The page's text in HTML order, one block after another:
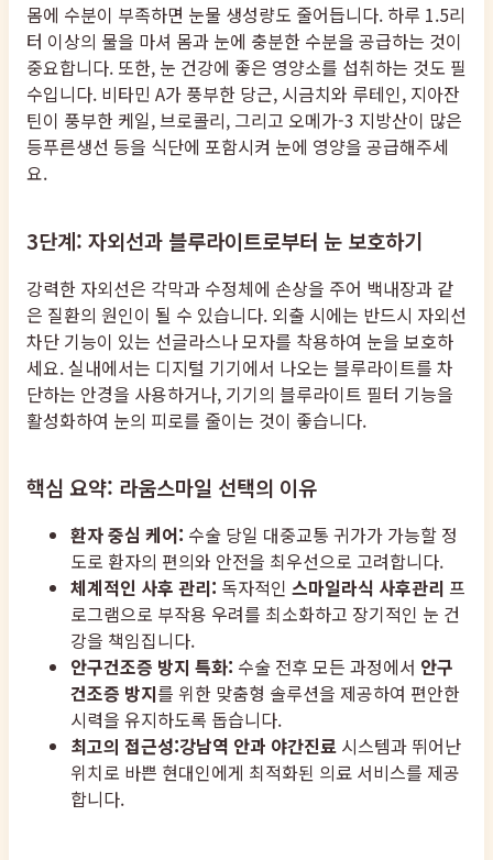
몸에 수분이 부족하면 눈물 생성량도 줄어듭니다. 하루 1.5리
터 이상의 물을 마셔 몸과 눈에 충분한 수분을 공급하는 것이
중요합니다. 또한, 눈 건강에 좋은 영양소를 섭취하는 것도 필
수입니다. 비타민 A가 풍부한 당근, 시금치와 루테인, 지아잔
틴이 풍부한 케일, 브로콜리, 그리고 오메가-3 지방산이 많은
등푸른생선 등을 식단에 포함시켜 눈에 영양을 공급해주세
요.
3단계: 자외선과 블루라이트로부터 눈 보호하기
강력한 자외선은 각막과 수정체에 손상을 주어 백내장과 같
은 질환의 원인이 될 수 있습니다. 외출 시에는 반드시 자외선
차단 기능이 있는 선글라스나 모자를 착용하여 눈을 보호하
세요. 실내에서는 디지털 기기에서 나오는 블루라이트를 차
단하는 안경을 사용하거나, 기기의 블루라이트 필터 기능을
활성화하여 눈의 피로를 줄이는 것이 좋습니다.
핵심 요약: 라움스마일 선택의 이유
환자 중심 케어: 수술 당일 대중교통 귀가가 가능할 정
도로 환자의 편의와 안전을 최우선으로 고려합니다.
체계적인 사후 관리: 독자적인 스마일라식 사후관리 프
로그램으로 부작용 우려를 최소화하고 장기적인 눈 건
강을 책임집니다.
안구건조증 방지 특화: 수술 전후 모든 과정에서 안구
건조증 방지를 위한 맞춤형 솔루션을 제공하여 편안한
시력을 유지하도록 돕습니다.
최고의 접근성:강남역 안과 야간진료 시스템과 뛰어난
위치로 바쁜 현대인에게 최적화된 의료 서비스를 제공
합니다.